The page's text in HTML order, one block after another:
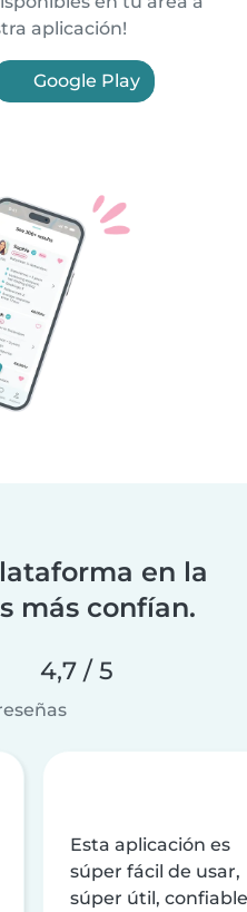
aplicación!
Google Play
en la
más confían.
4,7 / 5
Esta aplicación es
súper fácil de usar,
súper útil,